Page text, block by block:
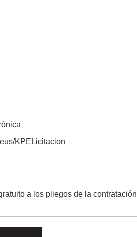
KPELicitacion
a los pliegos de la contratación